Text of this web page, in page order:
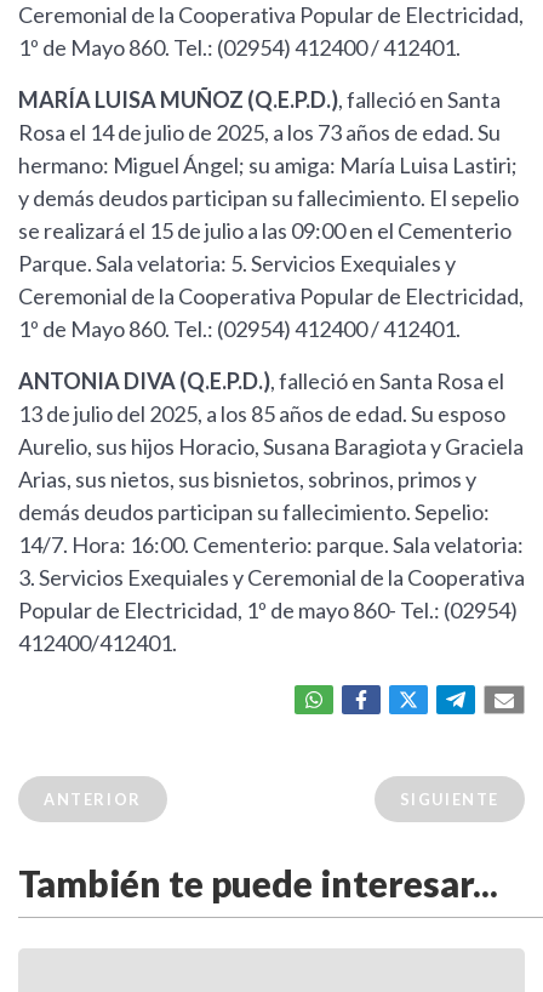
Ceremonial de la Cooperativa Popular de Electricidad,
1º de Mayo 860. Tel.: (02954) 412400 / 412401.
MARÍA LUISA MUÑOZ (Q.E.P.D.), falleció en Santa
Rosa el 14 de julio de 2025, a los 73 años de edad. Su
hermano: Miguel Ángel; su amiga: María Luisa Lastiri;
y demás deudos participan su fallecimiento. El sepelio
se realizará el 15 de julio a las 09:00 en el Cementerio
Parque. Sala velatoria: 5. Servicios Exequiales y
Ceremonial de la Cooperativa Popular de Electricidad,
1º de Mayo 860. Tel.: (02954) 412400 / 412401.
ANTONIA DIVA (Q.E.P.D.), falleció en Santa Rosa el
13 de julio del 2025, a los 85 años de edad. Su esposo
Aurelio, sus hijos Horacio, Susana Baragiota y Graciela
Arias, sus nietos, sus bisnietos, sobrinos, primos y
demás deudos participan su fallecimiento. Sepelio:
14/7. Hora: 16:00. Cementerio: parque. Sala velatoria:
3. Servicios Exequiales y Ceremonial de la Cooperativa
Popular de Electricidad, 1º de mayo 860- Tel.: (02954)
412400/412401.
ANTERIOR SIGUIENTE
También te puede interesar...